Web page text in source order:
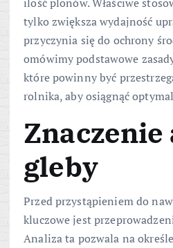
ilość plonów. Właściwe
tylko zwiększa wydajność
przyczynia się do ochrony
omówimy podstawowe
które powinny być
rolnika, aby osiągnąć
gleby
Przed przystąpieniem do
kluczowe jest
Analiza ta pozwala na